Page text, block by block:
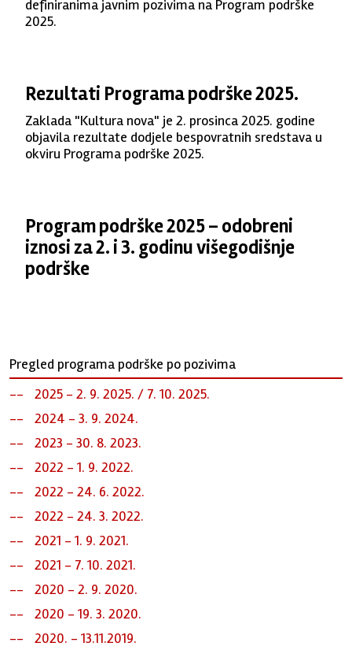
definiranima javnim pozivima na Program podrške
2025.
Rezultati Programa podrške 2025.
Zaklada "Kultura nova" je 2. prosinca 2025. godine
objavila rezultate dodjele bespovratnih sredstava u
okviru Programa podrške 2025.
Program podrške 2025 – odobreni
iznosi za 2. i 3. godinu višegodišnje
podrške
Pregled programa podrške po pozivima
2025 - 2. 9. 2025. / 7. 10. 2025.
2024 - 3. 9. 2024.
2023 - 30. 8. 2023.
2022 - 1. 9. 2022.
2022 - 24. 6. 2022.
2022 - 24. 3. 2022.
2021 - 1. 9. 2021.
2021 - 7. 10. 2021.
2020 - 2. 9. 2020.
2020 - 19. 3. 2020.
2020. - 13.11.2019.